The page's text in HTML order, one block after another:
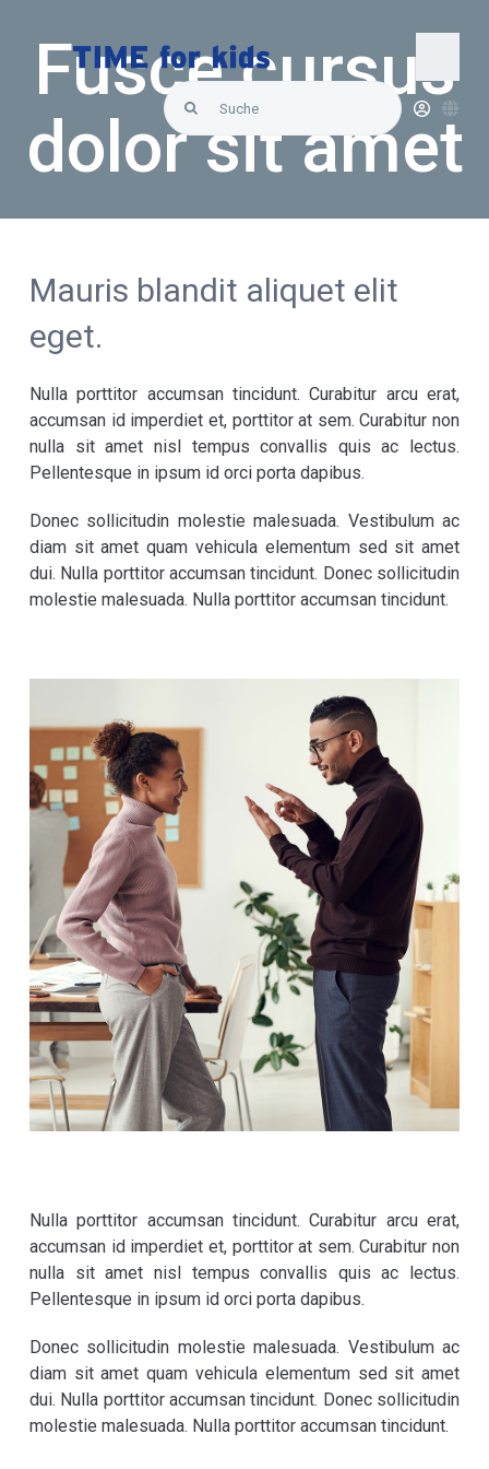
content
Startseite
Über uns
Lösungen
Hallo Support
Kontakt
Search
for:
Fusce cursus
dolor sit amet
Mauris blandit aliquet elit
eget.
Nulla porttitor accumsan tincidunt. Curabitur arcu erat,
accumsan id imperdiet et, porttitor at sem. Curabitur non
nulla sit amet nisl tempus convallis quis ac lectus.
Pellentesque in ipsum id orci porta dapibus.
Donec sollicitudin molestie malesuada. Vestibulum ac
diam sit amet quam vehicula elementum sed sit amet
dui. Nulla porttitor accumsan tincidunt. Donec sollicitudin
molestie malesuada. Nulla porttitor accumsan tincidunt.
Nulla porttitor accumsan tincidunt. Curabitur arcu erat,
accumsan id imperdiet et, porttitor at sem. Curabitur non
nulla sit amet nisl tempus convallis quis ac lectus.
Pellentesque in ipsum id orci porta dapibus.
Donec sollicitudin molestie malesuada. Vestibulum ac
diam sit amet quam vehicula elementum sed sit amet
dui. Nulla porttitor accumsan tincidunt. Donec sollicitudin
molestie malesuada. Nulla porttitor accumsan tincidunt.